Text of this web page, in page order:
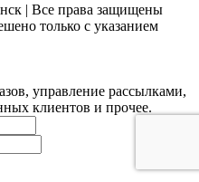
| Все права защищены
только с указанием
управление рассылками,
клиентов и прочее.